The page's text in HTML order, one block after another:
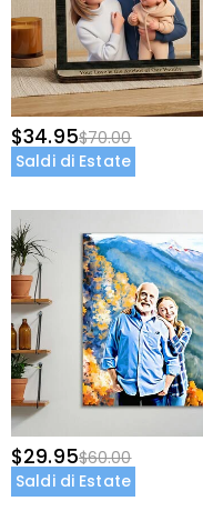
$34.95$70.00
Saldi di Estate
$29.95$60.00
Saldi di Estate